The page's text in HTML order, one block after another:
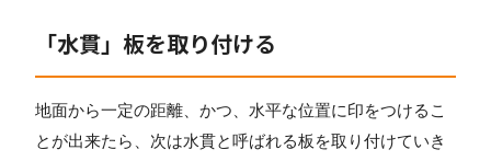
「水貫」板を取り付ける
地面から一定の距離、かつ、水平な位置に印をつけるこ
とが出来たら、次は水貫と呼ばれる板を取り付けていき